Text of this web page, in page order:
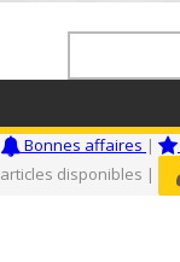
Bonnes affaires |
articles disponibles |